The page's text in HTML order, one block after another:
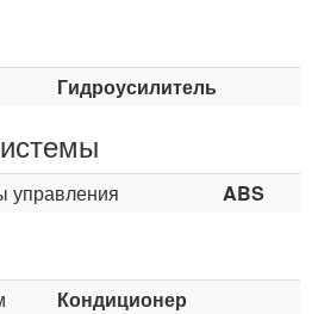
Гидроусилитель
управления ABS
Кондиционер